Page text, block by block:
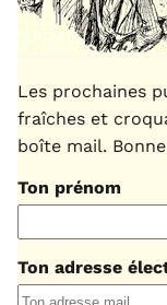
Les prochaines
fraîches et
boîte mail.
Ton prénom
Ton adresse